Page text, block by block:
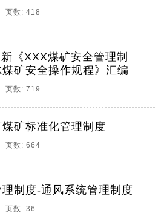
页数: 418
《XXX煤矿安全管理制
矿安全操作规程》汇编
页数: 719
矿标准化管理制度
页数: 664
制度-通风系统管理制度
页数: 36